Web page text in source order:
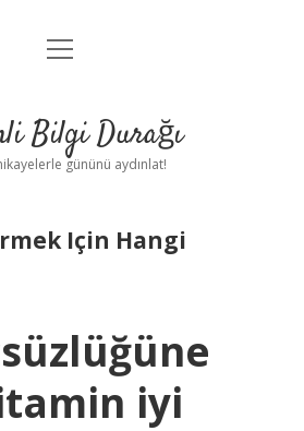
Anasayfa
Yasal Uyarı
menüyü
Bilgi Durağı
gününü aydınlat!
Için Hangi
iyi